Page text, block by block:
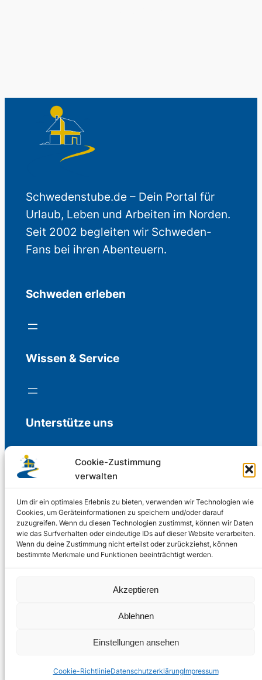
Cookie-Zustimmung
verwalten
Um dir ein optimales Erlebnis zu bieten, verwenden wir Technologien wie
Cookies, um Geräteinformationen zu speichern und/oder darauf
zuzugreifen. Wenn du diesen Technologien zustimmst, können wir Daten
wie das Surfverhalten oder eindeutige IDs auf dieser Website verarbeiten.
Wenn du deine Zustimmung nicht erteilst oder zurückziehst, können
bestimmte Merkmale und Funktionen beeinträchtigt werden.
Akzeptieren
Ablehnen
Einstellungen ansehen
Cookie-RichtlinieDatenschutzerklärungImpressum
Schwedenstube.de – Dein Portal für
Urlaub, Leben und Arbeiten im Norden.
Seit 2002 begleiten wir Schweden-
Fans bei ihren Abenteuern.
Schweden erleben
Wissen & Service
Unterstütze uns
Freiwillige Spenden für die Aufrechterhaltung
Support us
© 2002 – 2026